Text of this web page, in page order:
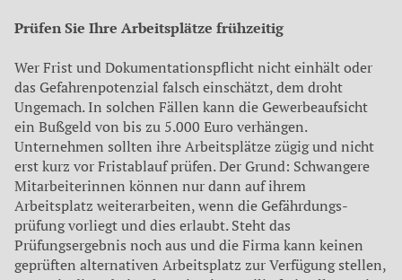
Prüfen Sie Ihre Arbeits­plätze frühzeitig
Wer Frist und Dokumen­tationspflicht nicht einhält oder
das Gefahrenpotenzial falsch einschätzt, dem droht
Ungemach. In solchen Fällen kann die Gewerbeaufsicht
ein Bußgeld von bis zu 5.000 Euro verhängen.
Unternehmen sollten ihre Arbeitsplätze zügig und nicht
erst kurz vor Fristablauf prüfen. Der Grund: Schwangere
Mitarbeiterinnen können nur dann auf ihrem
Arbeitsplatz weiterarbeiten, wenn die Gefährdungs­
prüfung vorliegt und dies erlaubt. Steht das
Prüfungsergebnis noch aus und die Firma kann keinen
geprüften alternativen Arbeitsplatz zur Verfügung stellen,